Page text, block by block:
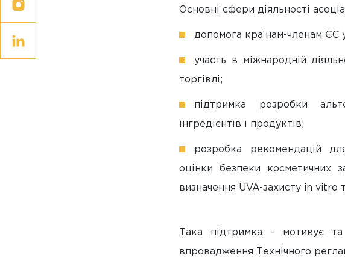
Основні сфери діяльності
допомога країнам-членам ЄС
участь в міжнародній
торгівлі;
підтримка розробки
інгредієнтів і продуктів;
розробка рекомендацій
оцінки безпеки косметичних
визначення UVA-захисту in vitro
Така підтримка – мотивує
впровадження Технічного